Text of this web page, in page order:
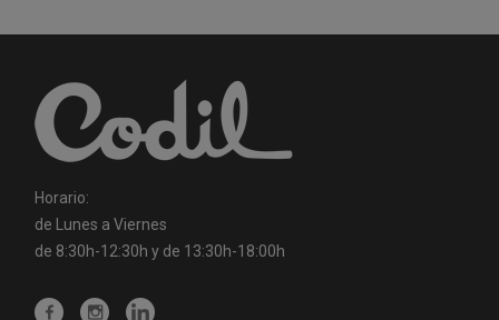
Horario:
de Lunes a Viernes
de 8:30h-12:30h y de 13:30h-18:00h